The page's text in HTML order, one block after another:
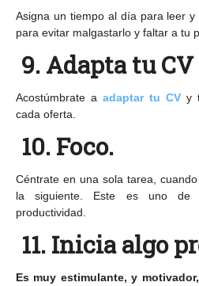
Asigna un tiempo al día para leer
para evitar malgastarlo y faltar a tu
9. Adapta tu
Acostúmbrate a adaptar tu CV y
cada oferta.
10. Foco.
Céntrate en una sola tarea,
la siguiente. Este es uno
productividad.
11. Inicia algo
Es muy estimulante, y